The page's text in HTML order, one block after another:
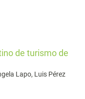
de turismo de
Lapo, Luis Pérez